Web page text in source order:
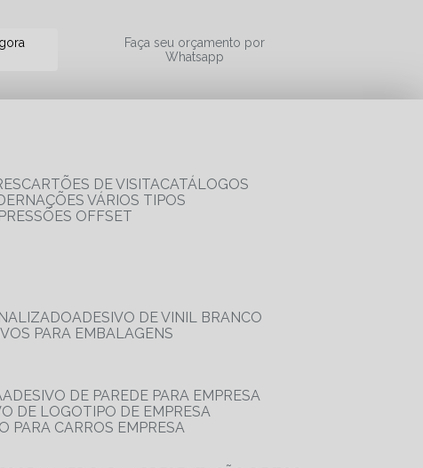
Faça seu orçamento por
Whatsapp
CARTÕES DE VISITA
CATÁLOGOS
VÁRIOS TIPOS
OFFSET
ADESIVO DE VINIL BRANCO
PARA EMBALAGENS
ADESIVO DE PAREDE PARA EMPRESA
DE LOGOTIPO DE EMPRESA
PARA CARROS EMPRESA